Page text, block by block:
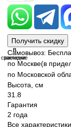
Получить скидку
В
закладки
В
сравнение
Самовывоз:
по Москве(в
по Московской
Высота, см
31.8
Гарантия
2 года
Все характеристики